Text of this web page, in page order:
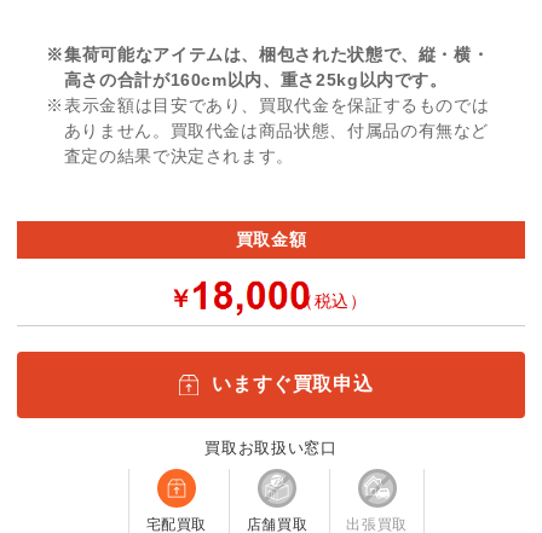
※集荷可能なアイテムは、梱包された状態で、縦・横・
高さの合計が160cm以内、重さ25kg以内です。
※表示金額は目安であり、買取代金を保証するものでは
ありません。買取代金は商品状態、付属品の有無など
査定の結果で決定されます。
買取金額
￥ （税込）
いますぐ買取申込
買取お取扱い窓口
宅配買取 店舗買取 出張買取